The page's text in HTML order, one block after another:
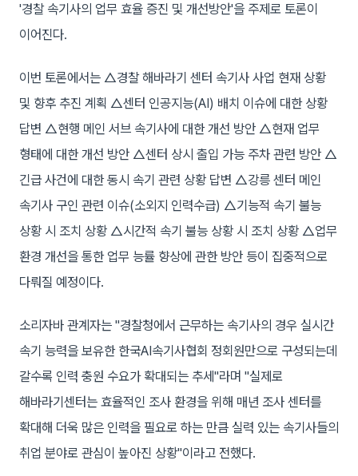
'경찰 속기사의 업무 효율 증진 및 개선방안'을 주제로 토론이
이어진다.
이번 토론에서는 △경찰 해바라기 센터 속기사 사업 현재 상황
및 향후 추진 계획 △센터 인공지능(AI) 배치 이슈에 대한 상황
답변 △현행 메인 서브 속기사에 대한 개선 방안 △현재 업무
형태에 대한 개선 방안 △센터 상시 출입 가능 주차 관련 방안 △
긴급 사건에 대한 동시 속기 관련 상황 답변 △강릉 센터 메인
속기사 구인 관련 이슈(소외지 인력수급) △기능적 속기 불능
상황 시 조치 상황 △시간적 속기 불능 상황 시 조치 상황 △업무
환경 개선을 통한 업무 능률 향상에 관한 방안 등이 집중적으로
다뤄질 예정이다.
소리자바 관계자는 "경찰청에서 근무하는 속기사의 경우 실시간
속기 능력을 보유한 한국AI속기사협회 정회원만으로 구성되는데
갈수록 인력 충원 수요가 확대되는 추세"라며 "실제로
해바라기센터는 효율적인 조사 환경을 위해 매년 조사 센터를
확대해 더욱 많은 인력을 필요로 하는 만큼 실력 있는 속기사들의
취업 분야로 관심이 높아진 상황"이라고 전했다.